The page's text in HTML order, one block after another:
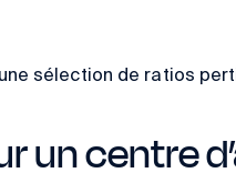
sélection de ratios
un centre